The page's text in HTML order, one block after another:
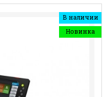
В наличии
Новинка